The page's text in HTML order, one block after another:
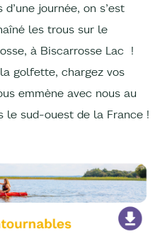
journée, on s’est
les trous sur le
à Biscarrosse Lac !
golfette, chargez vos
emmène avec nous au
le sud-ouest de la France !